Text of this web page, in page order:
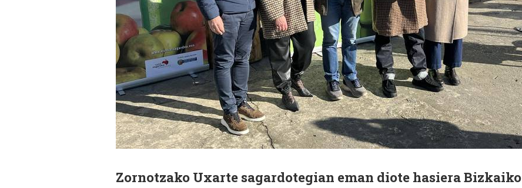
Zornotzako Uxarte sagardotegian eman diote hasiera Bizkaiko